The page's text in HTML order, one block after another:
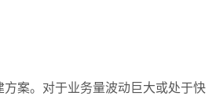
案。对于业务量波动巨大或处于快